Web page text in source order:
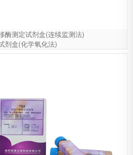
酶测定试剂盒(连续监测法)
剂盒(化学氧化法)